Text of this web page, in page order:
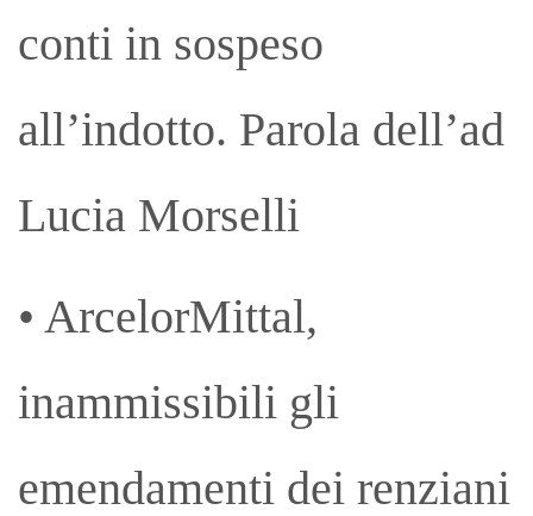
conti in sospeso
all’indotto. Parola dell’ad
Lucia Morselli
• ArcelorMittal,
inammissibili gli
emendamenti dei renziani